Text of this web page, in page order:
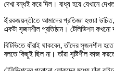
দেখা বন্ধই করে দিল। বাধ্য হয়ে যেখানে
হীরকজয়ন্তীতে আমাদের প্রতিজ্ঞা হওয়া
একটা সৃজনশীল প্রতিষ্ঠান। টেলিভিশন
বিটিভিতে যাঁরাই থাকবেন, তাঁদের সৃজনশীল
বলতে কিছুই ছিল না। তাঁরা সৃষ্টিশীল কাজ